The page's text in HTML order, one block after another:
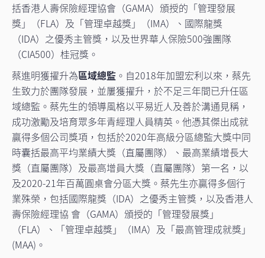
括香港人壽保險經理協會（GAMA）頒授的「管理發展
獎」（FLA）及「管理卓越獎」（IMA）、國際龍獎
（IDA）之優秀主管獎，以及世界華人保險500強團隊
（CIA500）桂冠獎。
蔡進明獲擢升為區域總監 。自2018年加盟宏利以來，蔡先
生致力於團隊發展，並屢獲擢升，於不足三年間已升任區
域總監。蔡先生的領導風格以平易近人及善於溝通見稱，
成功激勵及培育眾多年青經理人員精英。他憑其傑出成就
贏得多個公司獎項，包括於2020年高級分區總監大獎中同
時囊括最高平均業績大獎（直屬團隊）、最高業績增長大
獎（直屬團隊）及最高增員大獎（直屬團隊）第一名，以
及2020-21年百萬圓桌會分區大獎。蔡先生亦贏得多個行
業殊榮，包括國際龍獎（IDA）之優秀主管獎，以及香港人
壽保險經理協 會（GAMA）頒授的「管理發展獎」
（FLA）、「管理卓越獎」（IMA）及「最高管理成就獎」
(MAA)。